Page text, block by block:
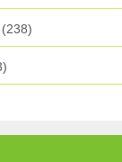
(238)